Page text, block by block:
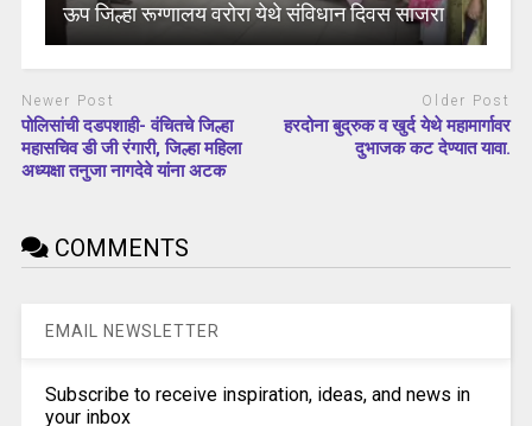
ऊप जिल्हा रूग्णालय वरोरा येथे संविधान दिवस साजरा
Newer Post
पोलिसांची दडपशाही- वंचितचे जिल्हा
महासचिव डी जी रंगारी, जिल्हा महिला
अध्यक्षा तनुजा नागदेवे यांना अटक
Older Post
हरदोना बुद्रुक व खुर्द येथे महामार्गावर
दुभाजक कट देण्यात यावा.
COMMENTS
EMAIL NEWSLETTER
Subscribe to receive inspiration, ideas, and news in
your inbox